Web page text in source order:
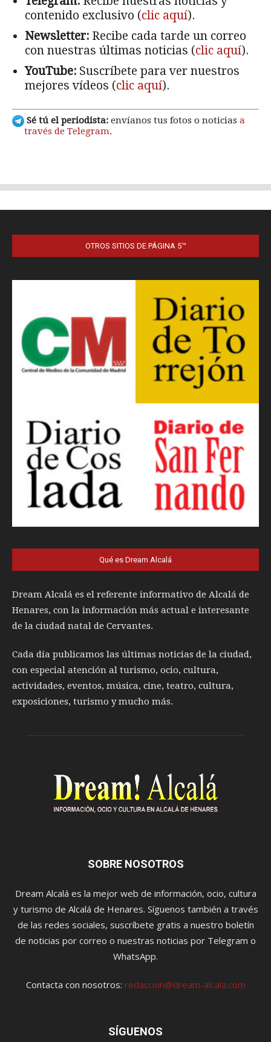
OTROS SITIOS DE PÁGINA 5™
Qué es Dream Alcalá
Dream Alcalá es el referente informativo de Alcalá de
Henares, con la información más actual e interesante
de la ciudad natal de Cervantes.
Cada día publicamos las últimas noticias de la ciudad,
con especial atención al turismo, ocio, cultura,
actividades, eventos, música, cine, teatro, cultura,
exposiciones, turismo y mucho más.
SOBRE NOSOTROS
Dream Alcalá es la mejor web de información, ocio, cultura
y turismo de Alcalá de Henares. Síguenos también a través
de las redes sociales, suscríbete gratis a nuestro boletín
de noticias por correo o nuestras noticias por Telegram o
WhatsApp.
Contacta con nosotros: redaccion@dream-alcala.com
SÍGUENOS